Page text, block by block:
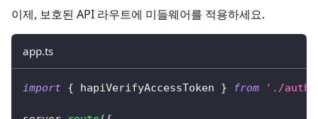
이제, 보호된 API 라우트에 미들웨어를 적용하세요.
app.ts
import { hapiVerifyAccessToken } from './auth-